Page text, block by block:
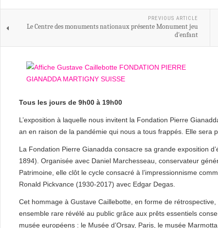
PREVIOUS ARTICLE
Le Centre des monuments nationaux présente Monument jeu
d'enfant
Tous les jours de 9h00 à 19h00
L’exposition à laquelle nous invitent la Fondation Pierre
an en raison de la pandémie qui nous a tous frappés. Elle sera
La Fondation Pierre Gianadda consacre sa grande exposition
1894). Organisée avec Daniel Marchesseau, conservateur
Patrimoine, elle clôt le cycle consacré à l’impressionnisme
Ronald Pickvance (1930-2017) avec Edgar Degas.
Cet hommage à Gustave Caillebotte, en forme de
ensemble rare révélé au public grâce aux prêts essentiels
musée européens : le Musée d’Orsay, Paris, le musée